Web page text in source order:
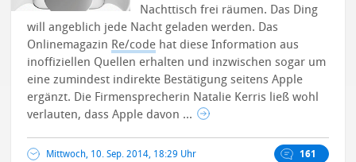
Nachttisch frei räumen. Das Ding
will angeblich jede Nacht geladen werden. Das
Onlinemagazin Re/code hat diese Information aus
inoffiziellen Quellen erhalten und inzwischen sogar um
eine zumindest indirekte Bestätigung seitens Apple
ergänzt. Die Firmensprecherin Natalie Kerris ließ wohl
verlauten, dass Apple davon ...
Mittwoch, 10. Sep. 2014, 18:29 Uhr 161